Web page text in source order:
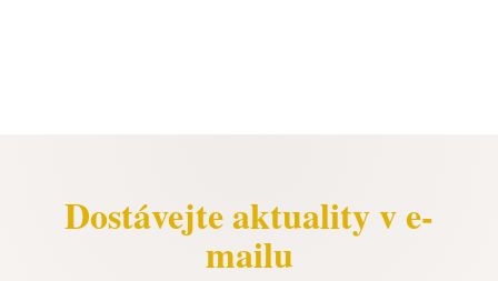
Dostávejte aktuality v e-
mailu